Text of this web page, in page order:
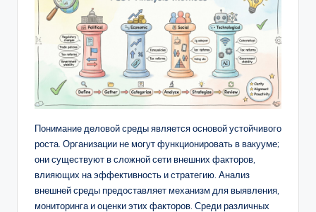
o
w
&
D
Понимание деловой среды является основой устойчивого
роста. Организации не могут функционировать в вакууме;
они существуют в сложной сети внешних факторов,
влияющих на эффективность и стратегию. Анализ
внешней среды предоставляет механизм для выявления,
мониторинга и оценки этих факторов. Среди различных